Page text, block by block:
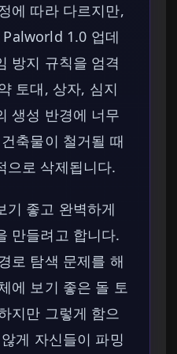
에 따라 다르지만,
1.0 업데
방지 규칙을 엄격
토대, 상자, 심지
생성 반경에 너무
축물이 철거될 때
으로 삭제됩니다.
기 좋고 완벽하게
만들려고 합니다.
로 탐색 문제를 해
에 보기 좋은 돌 토
지만 그렇게 함으
게 자신들이 파밍